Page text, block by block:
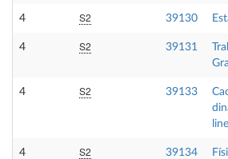
4 S2 39130
4 S2 39131
4 S2 39133
4 S2 39134